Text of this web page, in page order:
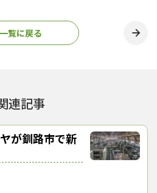
工場の併設は見合わせる。
一覧に戻る
連記事
が釧路市で新